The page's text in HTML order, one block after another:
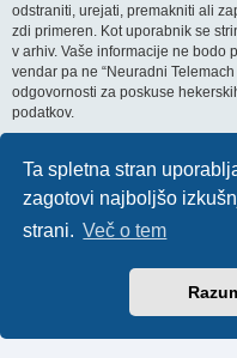
Ta spletna stran
zagotovi najboljšo
strani. Več o tem
odstraniti, urejati, premakniti ali
zdi primeren. Kot uporabnik se
v arhiv. Vaše informacije ne bodo
vendar pa ne “Neuradni
odgovornosti za poskuse
podatkov.
Seznam forumov
Forum070 je neuradni forum
nimamo nobene
Za vse objavljene
https://red-pill.eu/forum070 --